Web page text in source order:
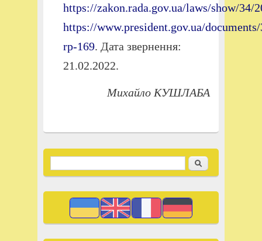
https://zakon.rada.gov.ua/laws/show/34/
https://www.president.gov.ua/
rp-169. Дата звернення:
21.02.2022.
Михайло КУШЛАБА
Пошукова форма Пошук